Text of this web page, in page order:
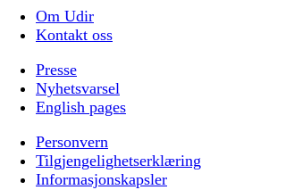
Om Udir
Kontakt oss
Presse
Nyhetsvarsel
English pages
Personvern
Tilgjengelighetserklæring
Informasjonskapsler